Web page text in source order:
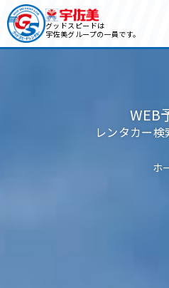
グッドスピードは
宇佐美グループの一員です。
WEB
レンタカー
ホ